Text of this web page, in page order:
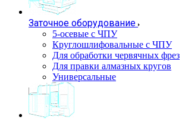
Заточное оборудование
5-осевые с ЧПУ
Круглошлифовальные с ЧПУ
Для обработки червячных фрез
Для правки алмазных кругов
Универсальные